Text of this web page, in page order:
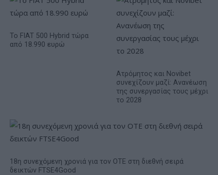
Το FIAT 500 Hybrid τώρα
από 18.990 ευρώ
Ατρόμητος και Novibet
συνεχίζουν μαζί: Ανανέωση
της συνεργασίας τους μέχρι
το 2028
18η συνεχόμενη χρονιά για τον ΟΤΕ στη διεθνή σειρά
δεικτών FTSE4Good